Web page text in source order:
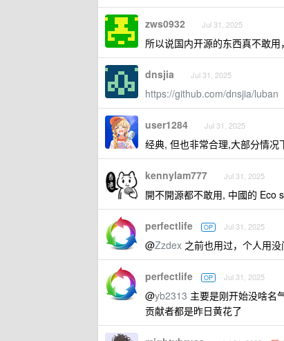
zws0932 Jul 31, 2025
所以说国内开源的东西真不敢
dnsjia Jul 31, 2025
https://github.com/dnsjia/luban
user1284 Jul 31, 2025
经典, 但也非常合理,大部分情况
kennylam777 Jul 31, 2025
開不開源都不敢用, 中國的 Eco
perfectlife OP Jul 31, 2025
@Zzdex 之前也用过，个人用
perfectlife OP Jul 31, 2025
@yb2313 主要是刚开始没啥名
贡献者都是昨日黄花了